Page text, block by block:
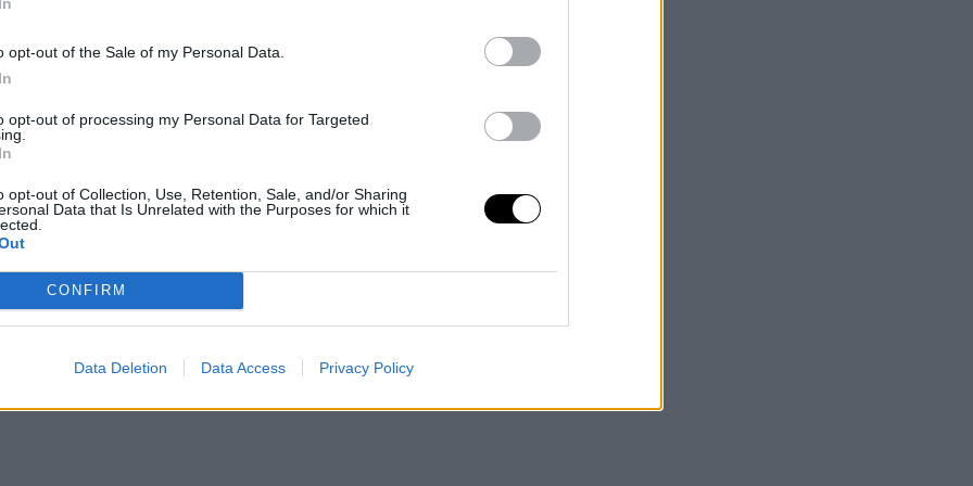
opt-out of the Sale of my Personal Data.
opt-out of processing my Personal Data for Targeted
opt-out of Collection, Use, Retention, Sale, and/or Sharing
Data that Is Unrelated with the Purposes for which it
CONFIRM
Data Deletion Data Access Privacy Policy
cacao superiore al 70%
300 mg per 100 grammi. Inoltre,
l’umore e stimolano il rilascio